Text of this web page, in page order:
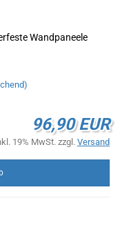
Wandpaneele
96,90 EUR
19% MwSt. zzgl. Versand